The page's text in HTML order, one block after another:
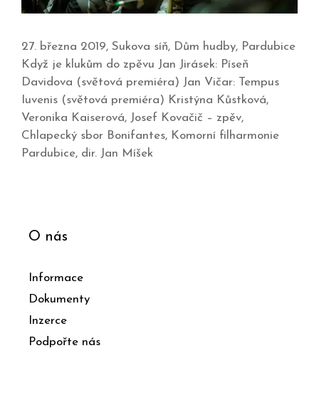
27. března 2019, Sukova síň, Dům hudby, Pardubice
Když je klukům do zpěvu Jan Jirásek: Píseň
Davidova (světová premiéra) Jan Vičar: Tempus
Iuvenis (světová premiéra) Kristýna Kůstková,
Veronika Kaiserová, Josef Kovačič – zpěv,
Chlapecký sbor Bonifantes, Komorní filharmonie
Pardubice, dir. Jan Míšek
O nás
Informace
Dokumenty
Inzerce
Podpořte nás